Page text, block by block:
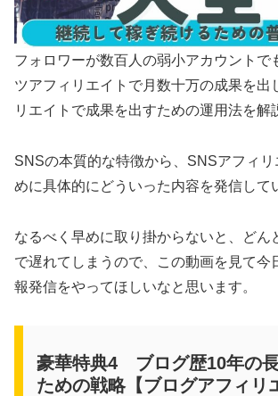
フォロワーが数百人の弱小アカウントで
ツアフィリエイトで月数十万の成果を出
リエイトで成果を出すための運用法を解
SNSの本質的な特徴から、SNSアフィリ
めに具体的にどういった内容を発信して
なるべく早めに取り掛からないと、どん
で遅れてしまうので、この動画を見て今
報発信をやってほしいなと思います。
豪華特典4 ブログ歴10年の
ための戦略【ブログアフィリ